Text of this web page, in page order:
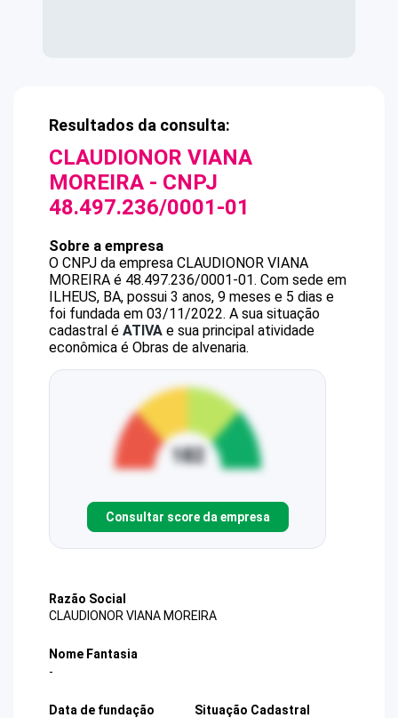
Resultados da consulta:
CLAUDIONOR VIANA
MOREIRA - CNPJ
48.497.236/0001-01
Sobre a empresa
O CNPJ da empresa CLAUDIONOR VIANA
MOREIRA é 48.497.236/0001-01. Com sede em
ILHEUS, BA, possui 3 anos, 9 meses e 5 dias e
foi fundada em 03/11/2022. A sua situação
cadastral é ATIVA e sua principal atividade
econômica é Obras de alvenaria.
Consultar score da empresa
Razão Social
CLAUDIONOR VIANA MOREIRA
Nome Fantasia
-
Data de fundação
Situação Cadastral